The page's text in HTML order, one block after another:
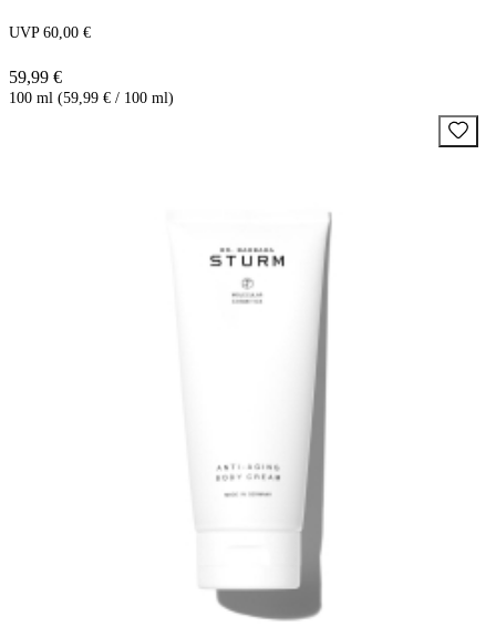
UVP 60,00 €
59,99 €
100 ml (59,99 € / 100 ml)